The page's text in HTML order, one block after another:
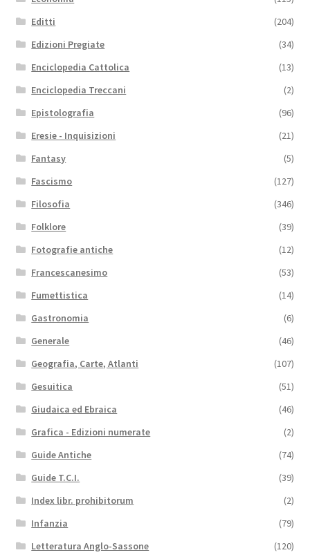
Editti
(204)
Edizioni Pregiate
(34)
Enciclopedia Cattolica
(13)
Enciclopedia Treccani
(2)
Epistolografia
(96)
Eresie - Inquisizioni
(21)
Fantasy
(5)
Fascismo
(127)
Filosofia
(346)
Folklore
(39)
Fotografie antiche
(12)
Francescanesimo
(53)
Fumettistica
(14)
Gastronomia
(6)
Generale
(46)
Geografia, Carte, Atlanti
(107)
Gesuitica
(51)
Giudaica ed Ebraica
(46)
Grafica - Edizioni numerate
(2)
Guide Antiche
(74)
Guide T.C.I.
(39)
Index libr. prohibitorum
(2)
Infanzia
(79)
Letteratura Anglo-Sassone
(120)